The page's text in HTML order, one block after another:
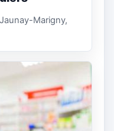
Marigny,